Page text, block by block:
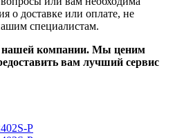
о доставке или оплате, не
специалистам.
нашей компании. Мы ценим
вам лучший сервис